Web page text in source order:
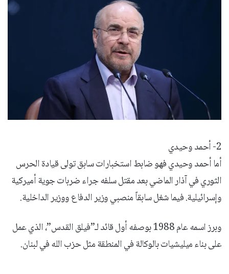
2- أحمد وحيدي
أما أحمد وحيدي فهو ضابط استخبارات سابق تولى قيادة الحرس
الثوري في آذار الماضي بعد مقتل سلفه جراء ضربات جوية أميركية
وإسرائيلية. فيما شغل سابقاً منصبي وزير الدفاع ووزير الداخلية.
وبرز اسمه عام 1988 بوصفه أول قائد لـ”فيلق القدس”، الذي عمل
على بناء ميليشيات بالوكالة في المنطقة مثل حزب الله في لبنان.